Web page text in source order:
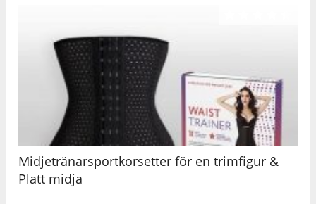
Midjetränarsportkorsetter för en trimfigur &
Platt midja